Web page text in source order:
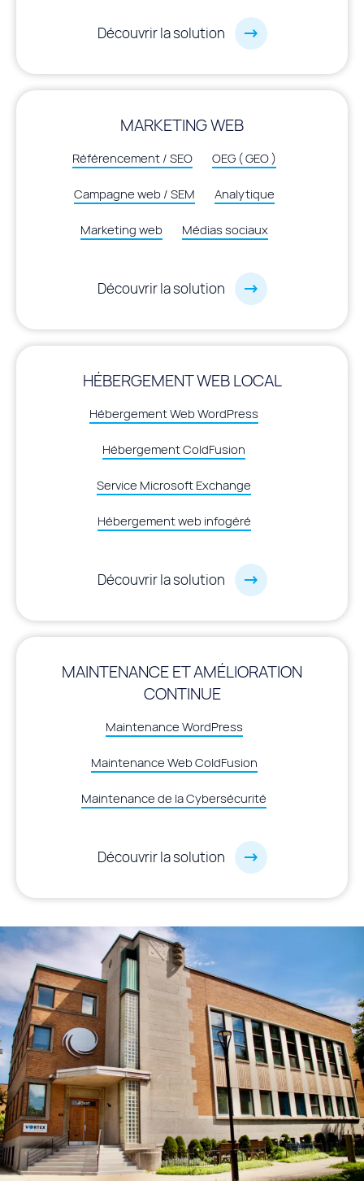
Découvrir la solution
MARKETING WEB
Référencement / SEO OEG ( GEO )
Campagne web / SEM Analytique
Marketing web Médias sociaux
Découvrir la solution
HÉBERGEMENT WEB LOCAL
Hébergement Web WordPress
Hébergement ColdFusion
Service Microsoft Exchange
Hébergement web infogéré
Découvrir la solution
MAINTENANCE ET AMÉLIORATION
CONTINUE
Maintenance WordPress
Maintenance Web ColdFusion
Maintenance de la Cybersécurité
Découvrir la solution